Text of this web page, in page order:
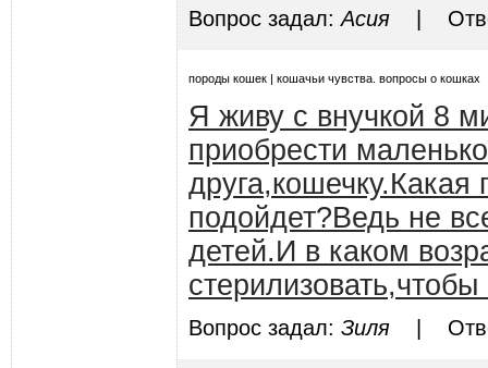
Вопрос задал:Асия |
породы кошек | кошачьи чувства. вопросы о кошках
Я живу с внучкой 8
приобрести
подойдет?Ведь не
детей.И в каком
Вопрос задал: Зиля |